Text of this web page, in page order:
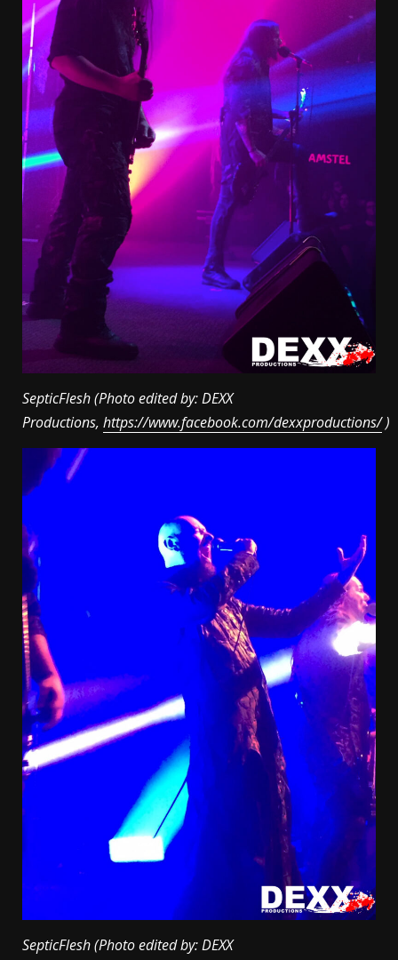
SepticFlesh (Photo edited by: DEXX
Productions, https://www.facebook.com/dexxproductions/)
SepticFlesh (Photo edited by: DEXX